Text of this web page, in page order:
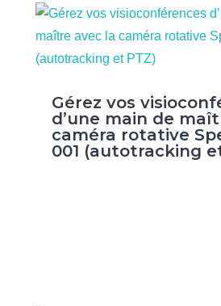
Gérez vos
d’une main de
caméra rotative
001 (autotracking